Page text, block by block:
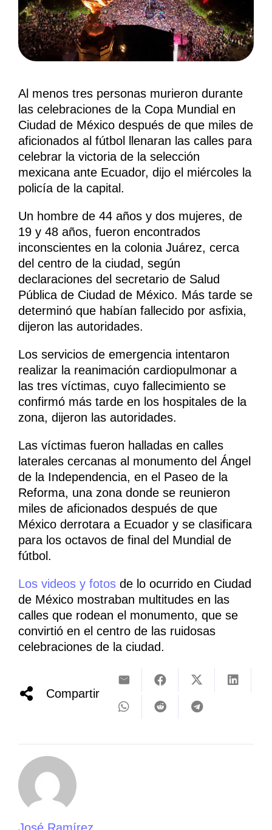
Al menos tres personas murieron durante
las celebraciones de la Copa Mundial en
Ciudad de México después de que miles de
aficionados al fútbol llenaran las calles para
celebrar la victoria de la selección
mexicana ante Ecuador, dijo el miércoles la
policía de la capital.
Un hombre de 44 años y dos mujeres, de
19 y 48 años, fueron encontrados
inconscientes en la colonia Juárez, cerca
del centro de la ciudad, según
declaraciones del secretario de Salud
Pública de Ciudad de México. Más tarde se
determinó que habían fallecido por asfixia,
dijeron las autoridades.
Los servicios de emergencia intentaron
realizar la reanimación cardiopulmonar a
las tres víctimas, cuyo fallecimiento se
confirmó más tarde en los hospitales de la
zona, dijeron las autoridades.
Las víctimas fueron halladas en calles
laterales cercanas al monumento del Ángel
de la Independencia, en el Paseo de la
Reforma, una zona donde se reunieron
miles de aficionados después de que
México derrotara a Ecuador y se clasificara
para los octavos de final del Mundial de
fútbol.
Los videos y fotos de lo ocurrido en Ciudad
de México mostraban multitudes en las
calles que rodean el monumento, que se
convirtió en el centro de las ruidosas
celebraciones de la ciudad.
Compartir